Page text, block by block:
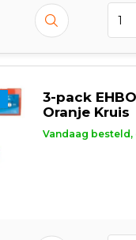
3-pack
Oranje Kruis
Vandaag